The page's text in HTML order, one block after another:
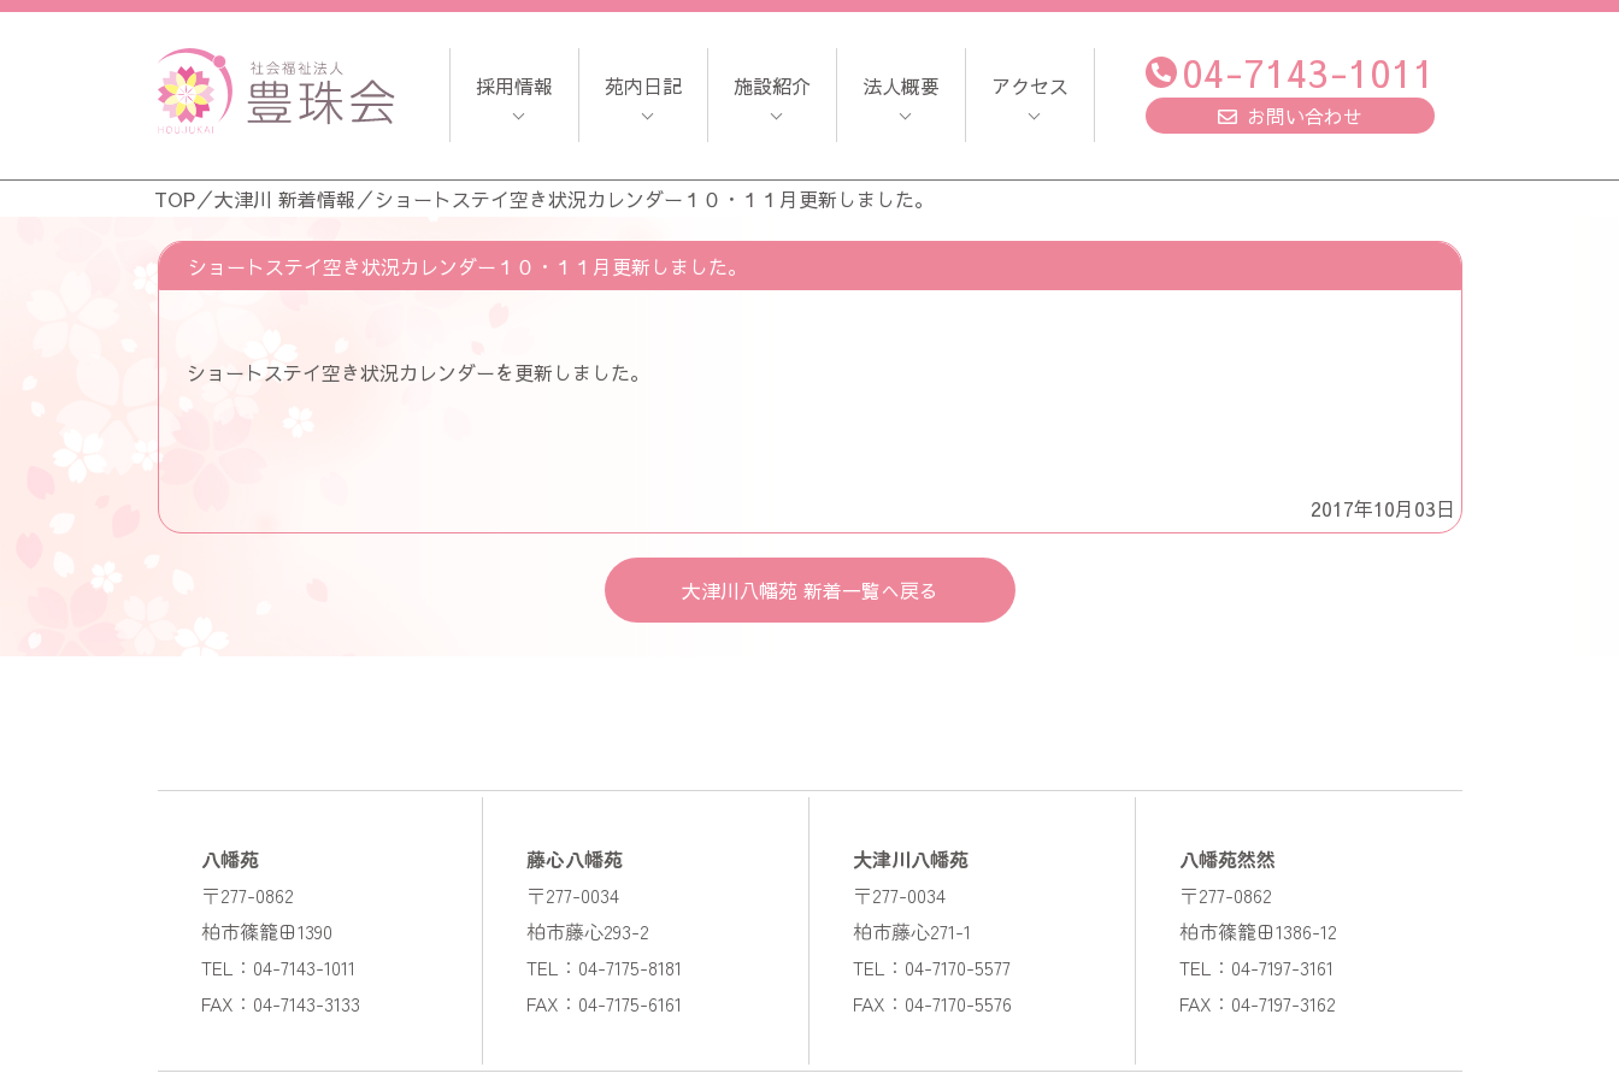
採用情報 苑内日記 施設紹介 法人概要 アクセス 04-7143-1011
お問い合わせ
TOP／大津川 新着情報／ショートステイ空き状況カレンダー１０・１１月更新しました。
ショートステイ空き状況カレンダー１０・１１月更新しました。
ショートステイ空き状況カレンダーを更新しました。
2017年10月03日
大津川八幡苑 新着一覧へ戻る
八幡苑
〒277-0862
柏市篠籠田1390
TEL：04-7143-1011
FAX：04-7143-3133
藤心八幡苑
〒277-0034
柏市藤心293-2
TEL：04-7175-8181
FAX：04-7175-6161
大津川八幡苑
〒277-0034
柏市藤心271-1
TEL：04-7170-5577
FAX：04-7170-5576
八幡苑然然
〒277-0862
柏市篠籠田1386-12
TEL：04-7197-3161
FAX：04-7197-3162